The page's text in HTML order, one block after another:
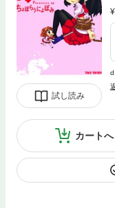
試し読み
d
カートへ